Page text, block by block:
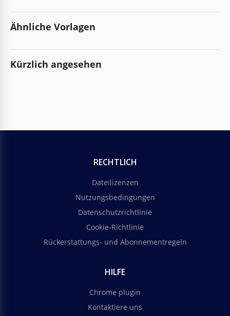
Ähnliche Vorlagen
Kürzlich angesehen
RECHTLICH
Dateilizenzen
Nutzungsbedingungen
Datenschutzrichtlinie
Cookie-Richtlinie
Rückerstattungs- und Abonnementregeln
HILFE
Chrome plugin
Kontaktiere uns